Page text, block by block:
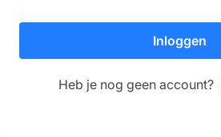
Inloggen
Heb je nog geen account?